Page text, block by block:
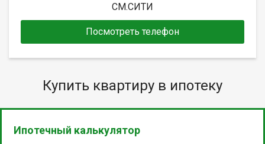
СМ.СИТИ
Посмотреть телефон
Купить квартиру в ипотеку
Ипотечный калькулятор